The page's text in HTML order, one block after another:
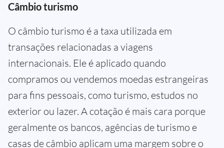
Câmbio turismo
O câmbio turismo é a taxa utilizada em
transações relacionadas a viagens
internacionais. Ele é aplicado quando
compramos ou vendemos moedas estrangeiras
para fins pessoais, como turismo, estudos no
exterior ou lazer. A cotação é mais cara porque
geralmente os bancos, agências de turismo e
casas de câmbio aplicam uma margem sobre o